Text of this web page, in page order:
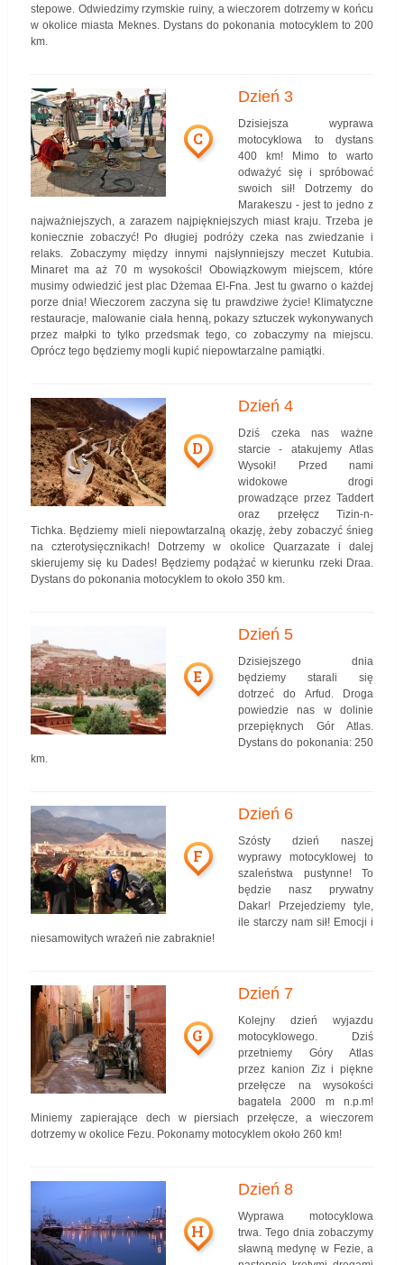
stepowe. Odwiedzimy rzymskie ruiny, a wieczorem dotrzemy w końcu
w okolice miasta Meknes. Dystans do pokonania motocyklem to 200
km.
C
Dzień 3
Dzisiejsza wyprawa
motocyklowa to dystans
400 km! Mimo to warto
odważyć się i spróbować
swoich sił! Dotrzemy do
Marakeszu - jest to jedno z
najważniejszych, a zarazem najpiękniejszych miast kraju. Trzeba je
koniecznie zobaczyć! Po długiej podróży czeka nas zwiedzanie i
relaks. Zobaczymy między innymi najsłynniejszy meczet Kutubia.
Minaret ma aż 70 m wysokości! Obowiązkowym miejscem, które
musimy odwiedzić jest plac Dżemaa El-Fna. Jest tu gwarno o każdej
porze dnia! Wieczorem zaczyna się tu prawdziwe życie! Klimatyczne
restauracje, malowanie ciała henną, pokazy sztuczek wykonywanych
przez małpki to tylko przedsmak tego, co zobaczymy na miejscu.
Oprócz tego będziemy mogli kupić niepowtarzalne pamiątki.
D
Dzień 4
Dziś czeka nas ważne
starcie - atakujemy Atlas
Wysoki! Przed nami
widokowe drogi
prowadzące przez Taddert
oraz przełęcz Tizin-n-
Tichka. Będziemy mieli niepowtarzalną okazję, żeby zobaczyć śnieg
na czterotysięcznikach! Dotrzemy w okolice Quarzazate i dalej
skierujemy się ku Dades! Będziemy podążać w kierunku rzeki Draa.
Dystans do pokonania motocyklem to około 350 km.
E
Dzień 5
Dzisiejszego dnia
będziemy starali się
dotrzeć do Arfud. Droga
powiedzie nas w dolinie
przepięknych Gór Atlas.
Dystans do pokonania: 250
km.
F
Dzień 6
Szósty dzień naszej
wyprawy motocyklowej to
szaleństwa pustynne! To
będzie nasz prywatny
Dakar! Przejedziemy tyle,
ile starczy nam sił! Emocji i
niesamowitych wrażeń nie zabraknie!
G
Dzień 7
Kolejny dzień wyjazdu
motocyklowego. Dziś
przetniemy Góry Atlas
przez kanion Ziz i piękne
przełęcze na wysokości
bagatela 2000 m n.p.m!
Miniemy zapierające dech w piersiach przełęcze, a wieczorem
dotrzemy w okolice Fezu. Pokonamy motocyklem około 260 km!
H
Dzień 8
Wyprawa motocyklowa
trwa. Tego dnia zobaczymy
sławną medynę w Fezie, a